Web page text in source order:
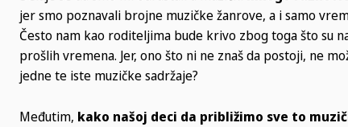
jer smo poznavali brojne muzičke žanrove, a i samo
Često nam kao roditeljima bude krivo zbog toga što su
prošlih vremena. Jer, ono što ni ne znaš da postoji, ne
jedne te iste muzičke sadržaje?
Međutim, kako našoj deci da približimo sve to